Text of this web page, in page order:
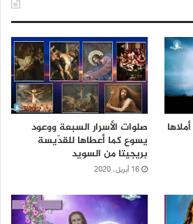
صلوات الأسرار السبعة ووعود
يسوع كما أعطاها للقدّيسة
بريجيتا من السويد
16 أبريل، 2020